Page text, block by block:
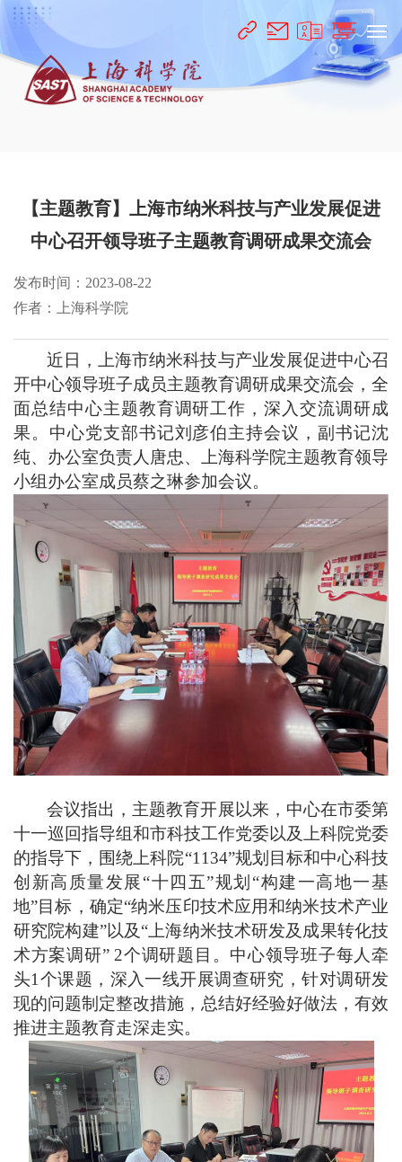
【主题教育】上海市纳米科技与产业发展促进
中心召开领导班子主题教育调研成果交流会
发布时间：2023-08-22
作者：上海科学院
近日 ，上海市纳米科技与产业发展促进中心召
开中心领导班子成员主题教育调研成果交流会，全
面总结中心主题教育调研工作，深入交流调研成
果。中心党支部书记刘彦伯主持会议 ，副书记沈
纯、办公室负责人唐忠、上海科学院主题教育领导
小组办公室成员蔡之琳参加会议。
会议指出，主题教育开展以来，中心在市委第
十一巡回指导组和市科技工作党委以及上科院党委
的指导下，围绕上科院“1134”规划目标和中心科技
创新高质量发展“十四五”规划 “构建一高地一基
地”目标 ， 确定“纳米压印技术应用和纳米技术产业
研究院构建”以及“上海纳米技术研发及成果转化技
术方案调研” 2个调研题目。中心领导班子每人牵
头1个课题，深入一线开展调查研究，针对调研发
现的问题制定整改措施，总结好经验好做法，有效
推进主题教育走深走实。